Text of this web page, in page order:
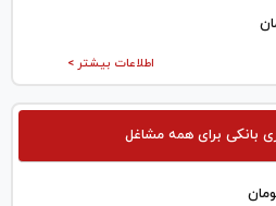
اطلاعات بیشتر >
بانکی برای همه مشاغل